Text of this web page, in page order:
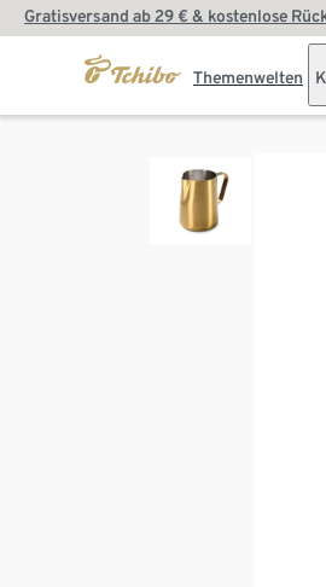
Gratisversand ab 29 € & kostenlose
Themenwelten